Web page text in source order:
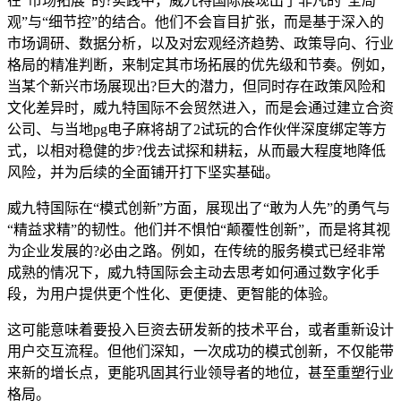
观”与“细节控”的结合。他们不会盲目扩张，而是基于深入的
市场调研、数据分析，以及对宏观经济趋势、政策导向、行业
格局的精准判断，来制定其市场拓展的优先级和节奏。例如，
当某个新兴市场展现出?巨大的潜力，但同时存在政策风险和
文化差异时，威九特国际不会贸然进入，而是会通过建立合资
公司、与当地pg电子麻将胡了2试玩的合作伙伴深度绑定等方
式，以相对稳健的步?伐去试探和耕耘，从而最大程度地降低
风险，并为后续的全面铺开打下坚实基础。
威九特国际在“模式创新”方面，展现出了“敢为人先”的勇气与
“精益求精”的韧性。他们并不惧怕“颠覆性创新”，而是将其视
为企业发展的?必由之路。例如，在传统的服务模式已经非常
成熟的情况下，威九特国际会主动去思考如何通过数字化手
段，为用户提供更个性化、更便捷、更智能的体验。
这可能意味着要投入巨资去研发新的技术平台，或者重新设计
用户交互流程。但他们深知，一次成功的模式创新，不仅能带
来新的增长点，更能巩固其行业领导者的地位，甚至重塑行业
格局。